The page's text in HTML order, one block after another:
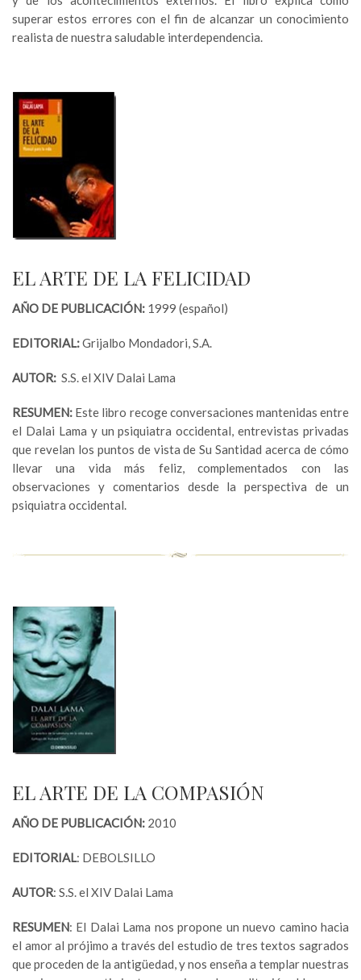
superar estos errores con el fin de alcanzar un conocimiento
realista de nuestra saludable interdependencia.
EL ARTE DE LA FELICIDAD
AÑO DE PUBLICACIÓN: 1999 (español)
EDITORIAL:Grijalbo Mondadori, S.A.
AUTOR: S.S. el XIV Dalai Lama
RESUMEN: Este libro recoge conversaciones mantenidas entre
el Dalai Lama y un psiquiatra occidental, entrevistas privadas
que revelan los puntos de vista de Su Santidad acerca de cómo
llevar una vida más feliz, complementados con las
observaciones y comentarios desde la perspectiva de un
psiquiatra occidental.
EL ARTE DE LA COMPASIÓN
AÑO DE PUBLICACIÓN: 2010
EDITORIAL: DEBOLSILLO
AUTOR: S.S. el XIV Dalai Lama
RESUMEN: El Dalai Lama nos propone un nuevo camino hacia
el amor al prójimo a través del estudio de tres textos sagrados
que proceden de la antigüedad, y nos enseña a templar nuestras